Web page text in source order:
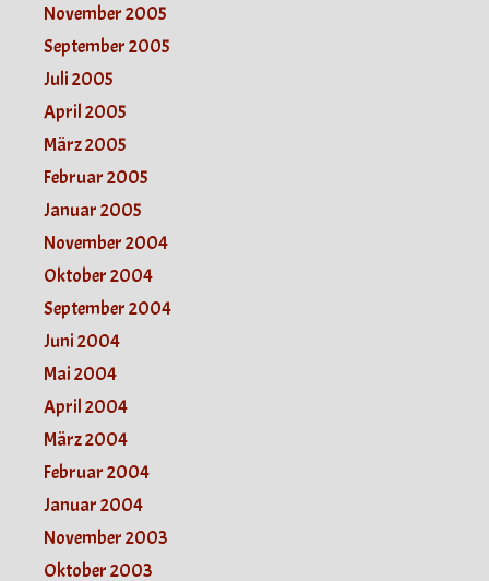
November 2005
September 2005
Juli 2005
April 2005
März 2005
Februar 2005
Januar 2005
November 2004
Oktober 2004
September 2004
Juni 2004
Mai 2004
April 2004
März 2004
Februar 2004
Januar 2004
November 2003
Oktober 2003